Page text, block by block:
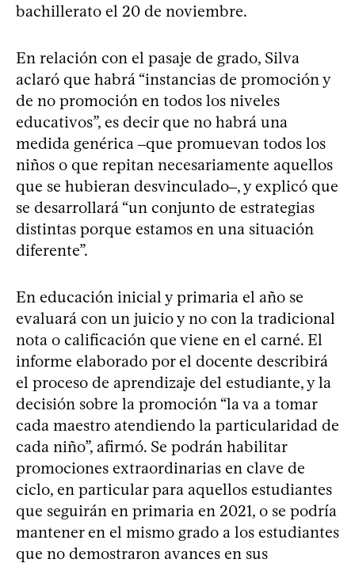
bachillerato el 20 de noviembre.
En relación con el pasaje de grado, Silva
aclaró que habrá “instancias de promoción y
de no promoción en todos los niveles
educativos”, es decir que no habrá una
medida genérica ‒que promuevan todos los
niños o que repitan necesariamente aquellos
que se hubieran desvinculado‒, y explicó que
se desarrollará “un conjunto de estrategias
distintas porque estamos en una situación
diferente”.
En educación inicial y primaria el año se
evaluará con un juicio y no con la tradicional
nota o calificación que viene en el carné. El
informe elaborado por el docente describirá
el proceso de aprendizaje del estudiante, y la
decisión sobre la promoción “la va a tomar
cada maestro atendiendo la particularidad de
cada niño”, afirmó. Se podrán habilitar
promociones extraordinarias en clave de
ciclo, en particular para aquellos estudiantes
que seguirán en primaria en 2021, o se podría
mantener en el mismo grado a los estudiantes
que no demostraron avances en sus